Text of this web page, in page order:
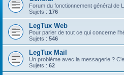
Forum du fonctionnement général de
Sujets : 176
LegTux Web
Pour parler de tout ce qui concerne
Sujets : 546
LegTux Mail
Un problème avec la messagerie ?
Sujets : 62